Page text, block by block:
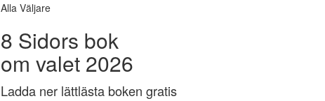
Alla Väljare
8 Sidors bok
om valet 2026
Ladda ner lättlästa boken gratis